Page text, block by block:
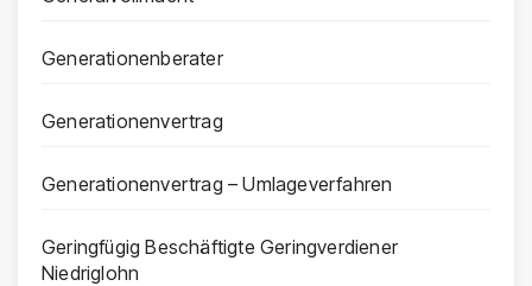
Generationenberater
Generationenvertrag
Generationenvertrag – Umlageverfahren
Geringfügig Beschäftigte Geringverdiener
Niedriglohn